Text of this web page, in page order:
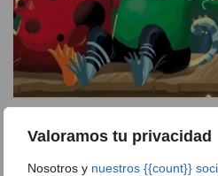
Valoramos tu privacidad
Nosotros y nuestros {{count}}
Deja un